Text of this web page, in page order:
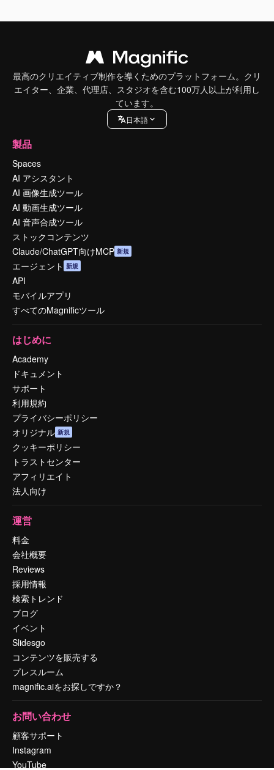
最高のクリエイティブ制作を導くためのプラットフォーム。クリ
エイター、企業、代理店、スタジオを含む100万人以上が利用し
ています。
日本語
製品
Spaces
AI アシスタント
AI 画像生成ツール
AI 動画生成ツール
AI 音声合成ツール
ストックコンテンツ
Claude/ChatGPT向けMCP 新規
エージェント 新規
API
モバイルアプリ
すべてのMagnificツール
はじめに
Academy
ドキュメント
サポート
利用規約
プライバシーポリシー
オリジナル 新規
クッキーポリシー
トラストセンター
アフィリエイト
法人向け
運営
料金
会社概要
Reviews
採用情報
検索トレンド
ブログ
イベント
Slidesgo
コンテンツを販売する
プレスルーム
magnific.aiをお探しですか？
お問い合わせ
顧客サポート
Instagram
YouTube